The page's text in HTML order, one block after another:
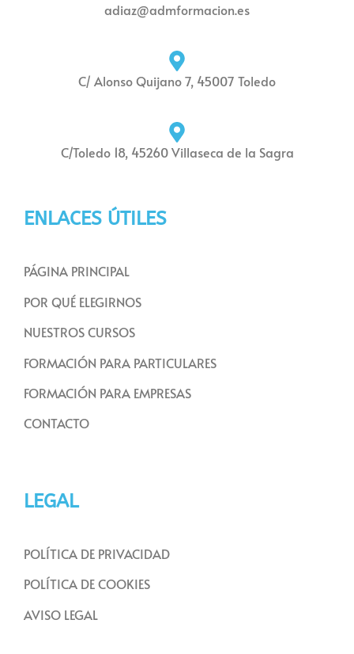
adiaz@admformacion.es
C/ Alonso Quijano 7, 45007 Toledo
C/Toledo 18, 45260 Villaseca de la Sagra
ENLACES ÚTILES
PÁGINA PRINCIPAL
POR QUÉ ELEGIRNOS
NUESTROS CURSOS
FORMACIÓN PARA PARTICULARES
FORMACIÓN PARA EMPRESAS
CONTACTO
LEGAL
POLÍTICA DE PRIVACIDAD
POLÍTICA DE COOKIES
AVISO LEGAL